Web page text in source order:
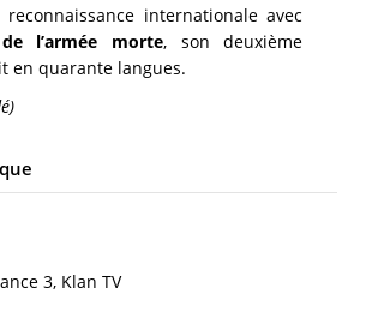
internationale avec
l’armée morte, son deuxième
en quarante langues.
3, Klan TV